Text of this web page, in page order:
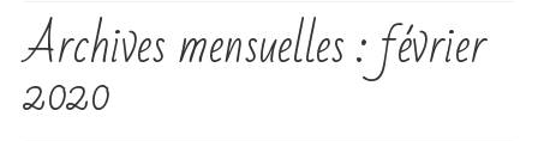
Archives mensuelles : février
2020